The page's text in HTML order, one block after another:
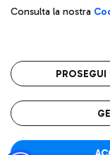
Gelateria
Wine Bar &
Raggiungi
Scopri la nostra
Mappa Aeroporto
Privacy policy
Consulta la nostra